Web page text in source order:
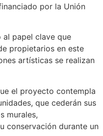
por la Unión
al papel clave que
propietarios en este
artísticas se realizan
el proyecto contempla
que cederán sus
murales,
conservación durante un